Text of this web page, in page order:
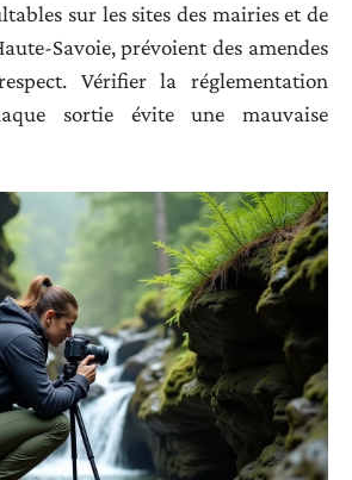
sur les sites des mairies et de
Savoie, prévoient des amendes
Vérifier la réglementation
sortie évite une mauvaise